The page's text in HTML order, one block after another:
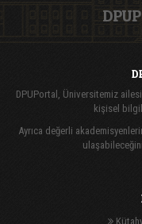
DPUPortal, Üniversitemiz
kişisel
Ayrıca değerli